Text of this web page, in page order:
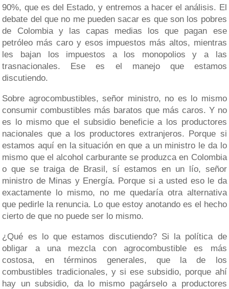
90%, que es del Estado, y entremos a hacer el análisis. El
debate del que no me pueden sacar es que son los pobres
de Colombia y las capas medias los que pagan ese
petróleo más caro y esos impuestos más altos, mientras
les bajan los impuestos a los monopolios y a las
trasnacionales. Ese es el manejo que estamos
discutiendo.
Sobre agrocombustibles, señor ministro, no es lo mismo
consumir combustibles más baratos que más caros. Y no
es lo mismo que el subsidio beneficie a los productores
nacionales que a los productores extranjeros. Porque si
estamos aquí en la situación en que a un ministro le da lo
mismo que el alcohol carburante se produzca en Colombia
o que se traiga de Brasil, sí estamos en un lío, señor
ministro de Minas y Energía. Porque si a usted eso le da
exactamente lo mismo, no me quedaría otra alternativa
que pedirle la renuncia. Lo que estoy anotando es el hecho
cierto de que no puede ser lo mismo.
¿Qué es lo que estamos discutiendo? Si la política de
obligar a una mezcla con agrocombustible es más
costosa, en términos generales, que la de los
combustibles tradicionales, y si ese subsidio, porque ahí
hay un subsidio, da lo mismo pagárselo a productores